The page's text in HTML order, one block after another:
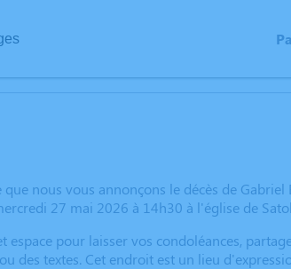
que nous vous annonçons le décès de
27 mai 2026 à 14h30 à l'église de
espace pour laisser vos condoléances,
des textes. Cet endroit est un lieu